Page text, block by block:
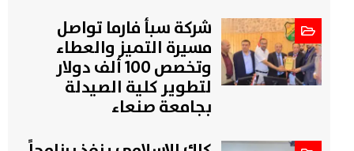
شركة سبأ فارما تواصل
مسيرة التميز والعطاء
وتخصص 100 ألف دولار
لتطوير كلية الصيدلة
بجامعة صنعاء